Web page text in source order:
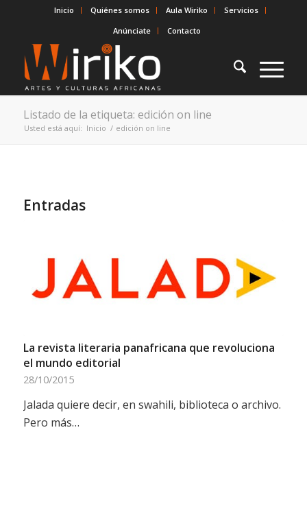
Inicio Quiénes somos Aula Wiriko
Servicios
Anúnciate
Contacto
Listado de la etiqueta: edición on line
Usted está aquí: Inicio / edición on line
Entradas
La revista literaria panafricana que revoluciona
el mundo editorial
28/10/2015
Jalada quiere decir, en swahili, biblioteca o archivo.
Pero más…